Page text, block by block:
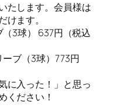
たします。会員様は
ます。
（3球） 637円（税込
ーブ（3球）773円
に入った！」と思っ
ください！